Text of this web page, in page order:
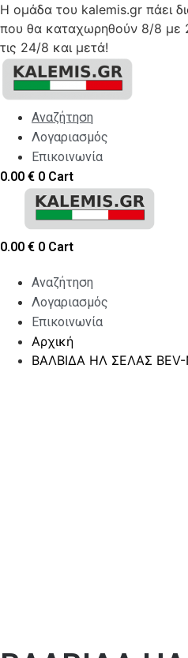
Η ομάδα του kalemis.gr πάει
που θα καταχωρηθούν 8/8 με
τις 24/8 και μετά!
Skip
content
Αναζήτηση
Λογαριασμός
Επικοινωνία
0.00 € 0 Cart
0.00 € 0 Cart
Αναζήτηση
Λογαριασμός
Επικοινωνία
Αρχική
ΒΑΛΒΙΔΑ ΗΛ ΣΕΛΑΣ BEV-